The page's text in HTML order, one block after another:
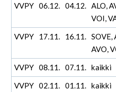
VVPY 06.12. 04.12. ALO,
VOI,
VVPY 17.11. 16.11. SOVE,
AVO,
VVPY 08.11. 07.11. kaikki
VVPY 02.11. 01.11. kaikki